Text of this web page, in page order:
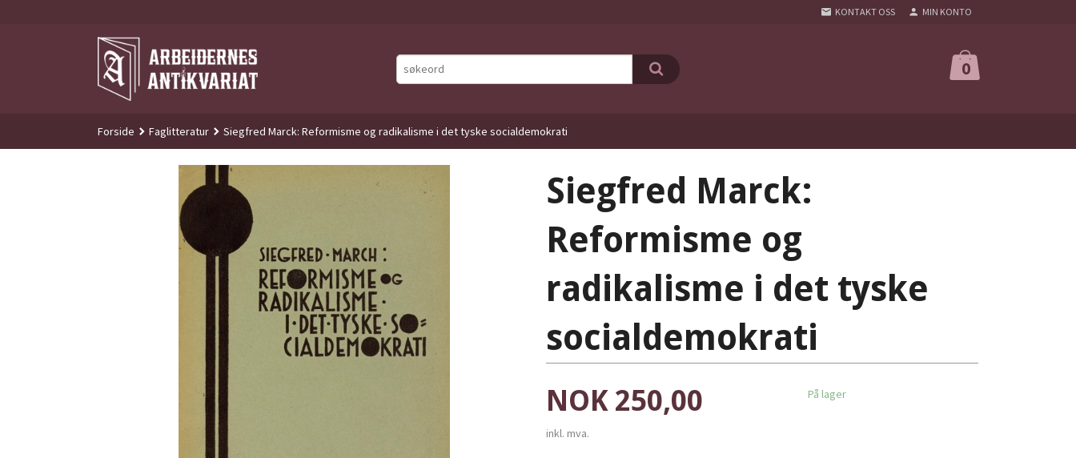
KONTAKT OSS MIN KONTO
0
Forside Faglitteratur Siegfred Marck: Reformisme og radikalisme i det tyske socialdemokrati
Siegfred Marck:
Reformisme og
radikalisme i det tyske
socialdemokrati
Pris
NOK 250,00
inkl. mva.
På lager